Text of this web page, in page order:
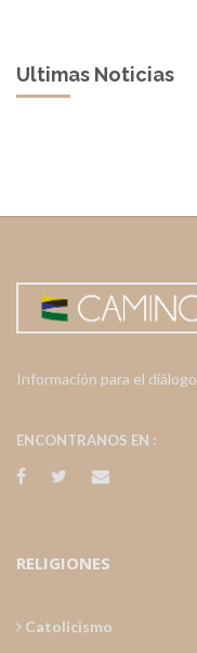
Ultimas Noticias
Información para el diálogo
ENCONTRANOS EN :
RELIGIONES
Catolicismo